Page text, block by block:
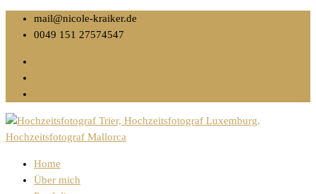
mail@nicole-kraiker.de
0049 151 27574547
Home
Über mich